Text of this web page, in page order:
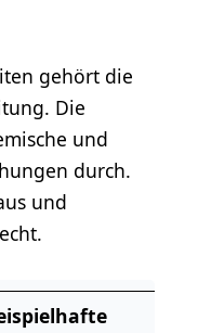
gehört die
Die
und
durch.
und